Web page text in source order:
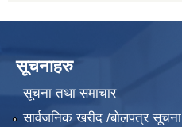
सूचनाहरु
सूचना तथा समाचार
सार्वजनिक खरीद /बोलपत्र सूचना